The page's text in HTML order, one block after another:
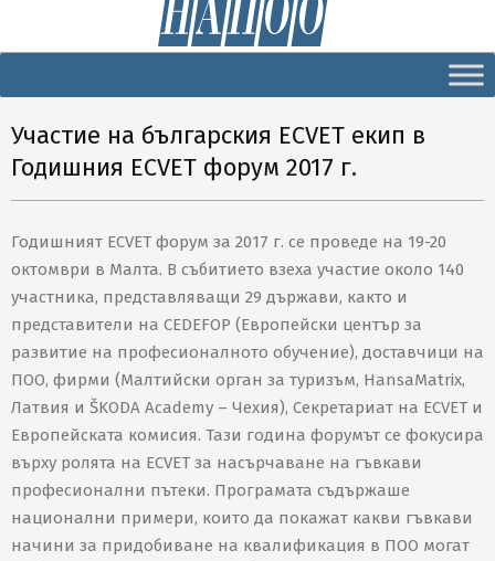
Navigation
Участие на българския ECVET eкип в
Годишния ECVET форум 2017 г.
Годишният ECVET форум за 2017 г. се проведе на 19-20
октомври в Малта. В събитието взеха участие около 140
участника, представляващи 29 държави, както и
представители на CEDEFOP (Европейски център за
развитие на професионалното обучение), доставчици на
ПОО, фирми (Малтийски орган за туризъм, HansaMatrix,
Латвия и ŠKODA Academy – Чехия), Секретариат на ECVET и
Европейската комисия. Тази година форумът се фокусира
върху ролята на ECVET за насърчаване на гъвкави
професионални пътеки. Програмата съдържаше
национални примери, които да покажат какви гъвкави
начини за придобиване на квалификация в ПОО могат